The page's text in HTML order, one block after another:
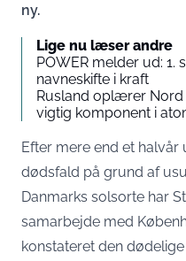
ny.
Lige nu læser andre
POWER melder ud:
navneskifte i kraft
Rusland oplærer Nord
vigtig komponent i
Efter mere end et
dødsfald på grund af
Danmarks solsorte har
samarbejde med
konstateret den